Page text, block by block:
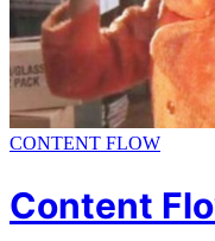
CONTENT FLOW
Content